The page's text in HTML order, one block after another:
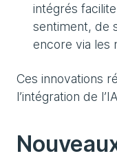
intégrés
sentiment, de
encore via les
Ces innovations
l’intégration de